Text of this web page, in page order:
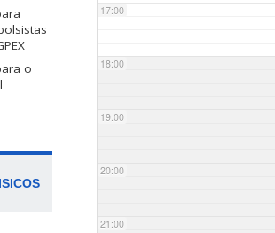
o
17:00
18:00
19:00
20:00
21:00